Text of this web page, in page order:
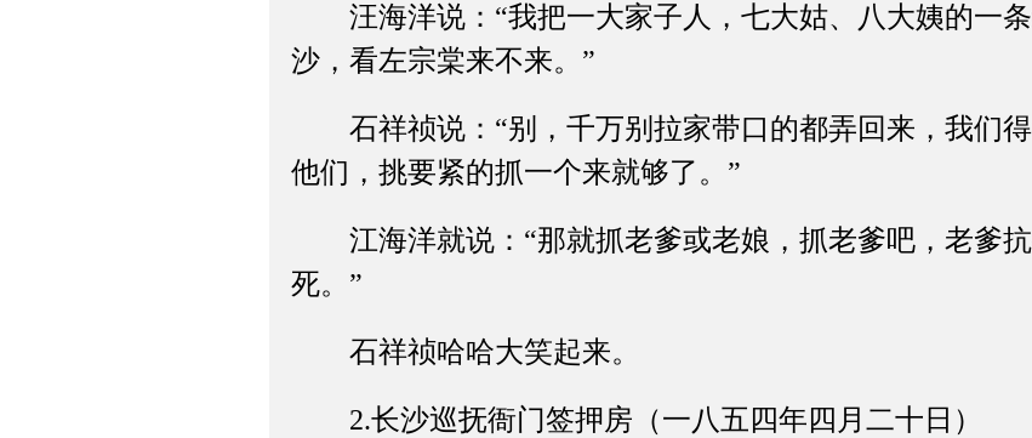
汪海洋说：“我把一大家子人，七大姑、八大姨的一条
沙，看左宗棠来不来。”
石祥祯说：“别，千万别拉家带口的都弄回来，我们
他们，挑要紧的抓一个来就够了。”
江海洋就说：“那就抓老爹或老娘，抓老爹吧，老爹
死。”
石祥祯哈哈大笑起来。
2.长沙巡抚衙门签押房（一八五四年四月二十日）